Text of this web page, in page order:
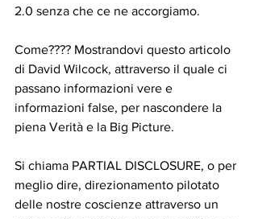
2.0 senza che ce ne accorgiamo.
Come???? Mostrandovi questo articolo
di David Wilcock, attraverso il quale ci
passano informazioni vere e
informazioni false, per nascondere la
piena Verità e la Big Picture.
Si chiama PARTIAL DISCLOSURE, o per
meglio dire, direzionamento pilotato
delle nostre coscienze attraverso un